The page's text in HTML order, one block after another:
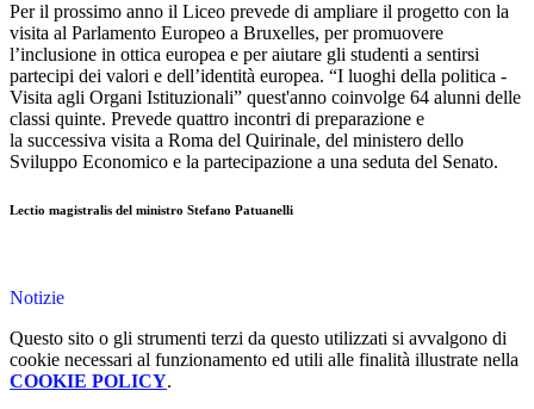
Per il prossimo anno il Liceo prevede di ampliare il progetto con la
visita al Parlamento Europeo a Bruxelles, per promuovere
l’inclusione in ottica europea e per aiutare gli studenti a sentirsi
partecipi dei valori e dell’identità europea. “I luoghi della politica -
Visita agli Organi Istituzionali” quest'anno coinvolge 64 alunni delle
classi quinte. Prevede quattro incontri di preparazione e
la successiva visita a Roma del Quirinale, del ministero dello
Sviluppo Economico e la partecipazione a una seduta del Senato.
Lectio magistralis del ministro Stefano Patuanelli
Notizie
Questo sito o gli strumenti terzi da questo utilizzati si avvalgono di
cookie necessari al funzionamento ed utili alle finalità illustrate nella
COOKIE POLICY.